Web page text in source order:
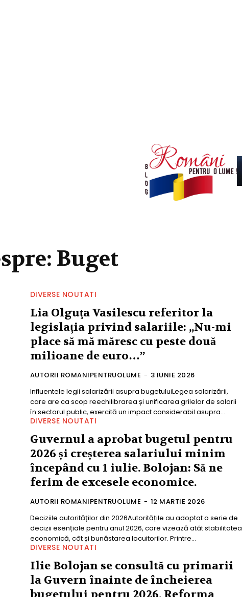
Buget
DIVERSE NOUTATI
Lia Olguţa Vasilescu referitor la
legislația privind salariile: „Nu-mi
place să mă măresc cu peste două
milioane de euro…”
AUTORII ROMANIPENTRUOLUME - 3 IUNIE 2026
Influentele legii salarizării asupra bugetuluiLegea salarizării,
care are ca scop reechilibrarea și unificarea grilelor de salarii
în sectorul public, exercită un impact considerabil asupra...
DIVERSE NOUTATI
Guvernul a aprobat bugetul pentru
2026 și creșterea salariului minim
începând cu 1 iulie. Bolojan: Să ne
ferim de excesele economice.
AUTORII ROMANIPENTRUOLUME - 12 MARTIE 2026
Deciziile autorităților din 2026Autoritățile au adoptat o serie de
decizii esențiale pentru anul 2026, care vizează atât stabilitatea
economică, cât și bunăstarea locuitorilor. Printre...
DIVERSE NOUTATI
Ilie Bolojan se consultă cu primarii
la Guvern înainte de încheierea